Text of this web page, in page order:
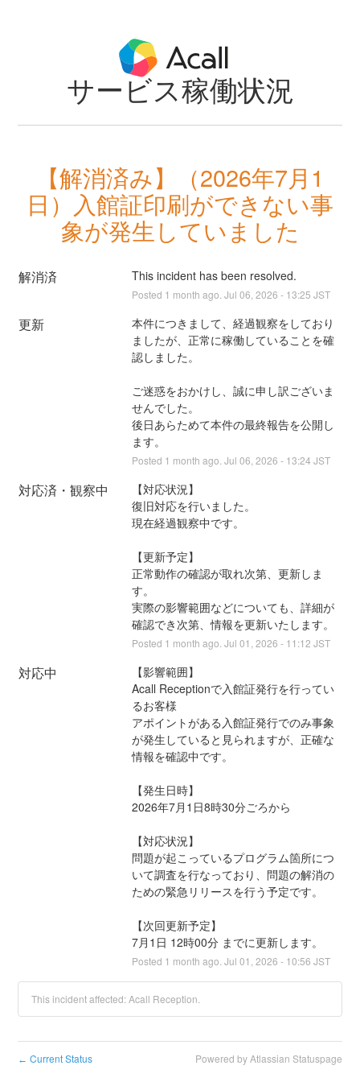
サービス稼働状況
お知らせ ヘルプセンター このページについて
【解消済み】（2026年7月1
日）入館証印刷ができない事
象が発生していました
解消済 This incident has been resolved.
Posted 1 month ago. Jul 06 2026 - 13:25 JST
更新
本件につきまして、経過観察をしており
ましたが、正常に稼働していることを確
認しました。
ご迷惑をおかけし、誠に申し訳ございま
せんでした。
後日あらためて本件の最終報告を公開し
ます。
Posted 1 month ago. Jul 06 2026 - 13:24 JST
対応済・観察中
【対応状況】
復旧対応を行いました。
現在経過観察中です。
【更新予定】
正常動作の確認が取れ次第、更新しま
す。
実際の影響範囲などについても、詳細が
確認でき次第、情報を更新いたします。
Posted 1 month ago. Jul 01 2026 - 11:12 JST
対応中
【影響範囲】
Acall Receptionで入館証発行を行ってい
るお客様
アポイントがある入館証発行でのみ事象
が発生していると見られますが、正確な
情報を確認中です。
【発生日時】
2026年7月1日8時30分ごろから
【対応状況】
問題が起こっているプログラム箇所につ
いて調査を行なっており、問題の解消の
ための緊急リリースを行う予定です。
【次回更新予定】
7月1日 12時00分 までに更新します。
Posted 1 month ago. Jul 01 2026 - 10:56 JST
This incident affected: Acall Reception.
← Current Status Powered by Atlassian Statuspage